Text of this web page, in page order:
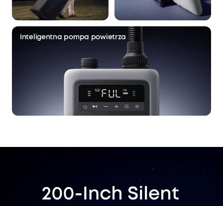
Inteligentna pompa powietrza